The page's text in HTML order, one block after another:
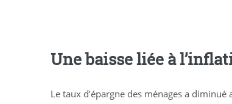
Une baisse liée à
Le taux d’épargne des ménages a